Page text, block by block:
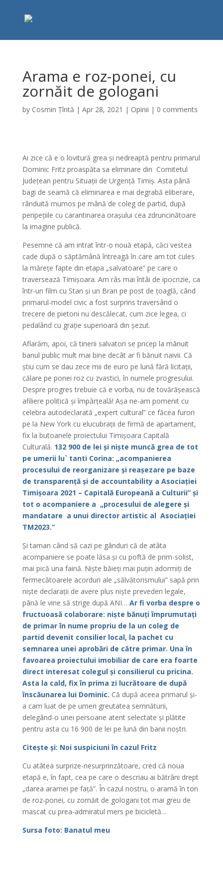
Arama e roz-ponei, cu
zornăit de gologani
by Cosmin Țîntă | Apr 28, 2021 | Opinii | 0 comments
Ai zice că e o lovitură grea și nedreaptă pentru primarul
Dominic Fritz proaspăta sa eliminare din Comitetul
Județean pentru Situații de Urgență Timiș. Asta până
bagi de seamă că eliminarea e mai degrabă eliberare,
rânduită mumos pe mână de coleg de partid, după
peripețiile cu carantinarea orașului cea zdruncinătoare
la imagine publică.
Pesemne că am intrat într-o nouă etapă, căci vestea
cade după o săptămână întreagă în care am tot cules
la mărețe fapte din etapa „salvatoare” pe care o
traversează Timișoara. Am râs mai întâi de ipocrizie, ca
într-un film cu Stan și un Bran pe post de țoaglă, când
primarul-model civic a fost surprins traversând o
trecere de pietoni nu descălecat, cum zice legea, ci
pedalând cu grație superioară din șezut.
Aflarăm, apoi, că tinerii salvatori se pricep la mânuit
banul public mult mai bine decât ar fi bănuit naivii. Că
știu cum se dau zece mii de euro pe lună fără licitații,
călare pe ponei roz cu zvastici, în numele progresului.
Despre progres trebuie că e vorba, nu de tovărășească
afiliere politică și împărțeală! Așa ne-am pomenit cu
celebra autodeclarată „expert cultural” ce făcea furori
pe la New York cu elucubrații de firmă de apartament,
fix la butoanele proiectului Timișoara Capitală
Culturală. 132 900 de lei și niște muncă grea de tot
pe umerii lu` tanti Corina: „acompanierea
procesului de reorganizare și reașezare pe baze
de transparență și de accountability a Asociației
Timișoara 2021 – Capitală Europeană a Culturii” și
tot o acompaniere a „procesului de alegere și
mandatare a unui director artistic al Asociației
TM2023.”
Și taman când să cazi pe gânduri că de atâta
acompaniere se poate lăsa și cu poftă de prim-solist,
mai pică una faină. Niște băieți mai puțin adormiți de
fermecătoarele acorduri ale „sălvătorismului” sapă prin
niște declarații de avere plus niște prevederi legale,
până le vine să strige după ANI… Ar fi vorba despre o
fructuoasă colaborare: niște bănuți împrumutați
de primar în nume propriu de la un coleg de
partid devenit consilier local, la pachet cu
semnarea unei aprobări de către primar. Una în
favoarea proiectului imobiliar de care era foarte
direct interesat colegul și consilierul cu pricina.
Asta la cald, fix în prima zi lucrătoare de după
înscăunarea lui Dominic. Că după aceea primarul și-
a cam luat de pe umeri greutatea semnăturii,
delegând-o unei persoane atent selectate și plătite
pentru asta cu 16 900 de lei pe lună din banii noștri.
Citește și: Noi suspiciuni în cazul Fritz
Cu atâtea surprize-nesurprinzătoare, cred că noua
etapă e, în fapt, cea pe care o descriau ai bătrâni drept
„darea aramei pe față”. În cazul nostru, o aramă în ton
de roz-ponei, cu zornăit de gologani tot mai greu de
mascat cu prea-admiratul mers pe bicicletă…
Sursa foto: Banatul meu